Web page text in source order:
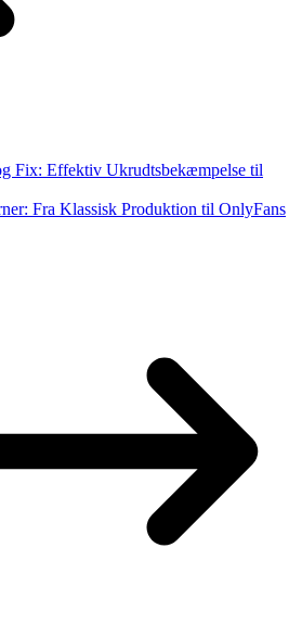
Fix: Effektiv Ukrudtsbekæmpelse til
Fra Klassisk Produktion til OnlyFans